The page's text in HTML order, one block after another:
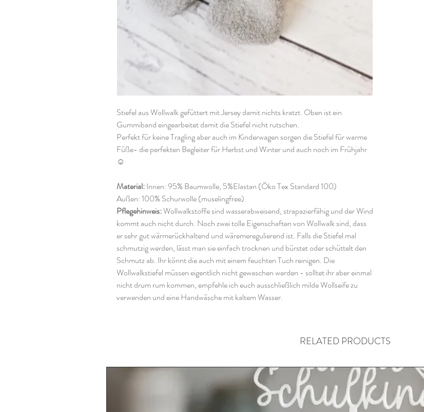
Stiefel aus Wollwalk gefüttert mit Jersey damit nichts kratzt. Oben ist ein
Gummiband eingearbeitet damit die Stiefel nicht rutschen.
Perfekt für keine Tragling aber auch im Kinderwagen sorgen die Stiefel für warme
Füße- die perfekten Begleiter für Herbst und Winter und auch noch im Frühjahr
☺️
Material:Innen: 95% Baumwolle, 5%Elastan (Öko Tex Standard 100)
Außen: 100% Schurwolle (muselingfree)
Pflegehinweis:Wollwalkstoffe sind wasserabweisend, strapazierfähig und der Wind
kommt auch nicht durch. Noch zwei tolle Eigenschaften von Wollwalk sind, dass
er sehr gut wärmerückhaltend und wäremeregulierend ist. Falls die Stiefel mal
schmutzig werden, lässt man sie einfach trocknen und bürstet oder schüttelt den
Schmutz ab. Ihr könnt die auch mit einem feuchten Tuch reinigen. Die
Wollwalkstiefel müssen eigentlich nicht gewaschen werden - solltet ihr aber einmal
nicht drum rum kommen, empfehle ich euch ausschließlich milde Wollseife zu
verwenden und eine Handwäsche mit kaltem Wasser.
RELATED PRODUCTS